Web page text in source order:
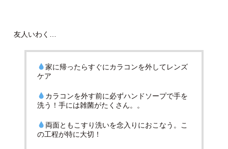
友人いわく…
家に帰ったらすぐにカラコンを外してレンズ
ケア
カラコンを外す前に必ずハンドソープで手を
洗う！手には雑菌がたくさん。。
両面ともこすり洗いを念入りにおこなう。こ
の工程が特に大切！